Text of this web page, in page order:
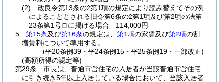
(2)
改良令第13条の2第1項の規定により読み替えてその例
によることとされる旧令第6条の2第1項及び第2項の法第
23条第1号ロに掲げる場合 114,000円
5
第15条及び第16条の規定は、 第1項の家賃及び第2項の割
増賃料について準用する。
(平20条例39・平24条例15・平25条例19・一部改正)
(高額所得の認定等)
第29条
市長は、普通市営住宅の入居者が当該普通市営住宅
に引き続き5年以上入居している場合において、当該入居者